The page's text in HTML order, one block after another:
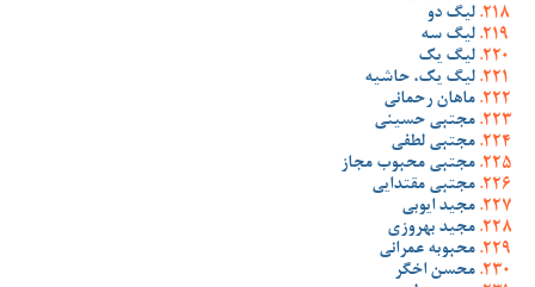
لیگ دو
لیگ سه
لیگ یک
لیگ یک، حاشیه
ماهان رحمانی
مجتبی حسینی
مجتبی لطفی
مجتبی محبوب مجاز
مجتبی مقتدایی
مجید ایوبی
مجید بهروزی
محبوبه عمرانی
محسن اخگر